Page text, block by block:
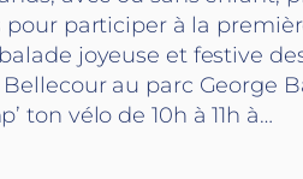
participer à la
joyeuse et festive
au parc George
ton vélo de 10h à 11h à…